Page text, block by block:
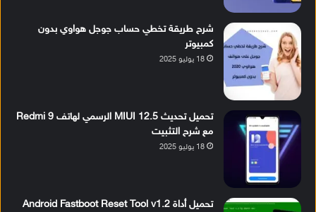
شرح طريقة تخطي حساب جوجل هواوي بدون
كمبيوتر
18 يوليو 2025
تحميل تحديث MIUI 12.5 الرسمي لهاتف Redmi 9
مع شرح التثبيت
18 يوليو 2025
تحميل أداة Android Fastboot Reset Tool v1.2